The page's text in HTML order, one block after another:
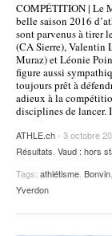
COMPÉTITION | Le
belle saison 2016
sont parvenus à tirer
(CA Sierre), Valentin
Muraz) et Léonie
figure aussi
toujours prêt à
adieux à la
disciplines de lancer.
ATHLE.ch- 3 octobre
Résultats, Vaud : hors
Tags: athlétisme, Bonvin,
Yverdon